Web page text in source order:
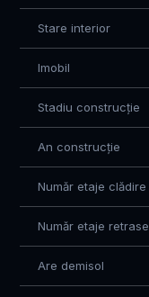
Stare interior
Imobil
Stadiu construcție
An construcție
Număr etaje clădire
Număr etaje retrase
Are demisol